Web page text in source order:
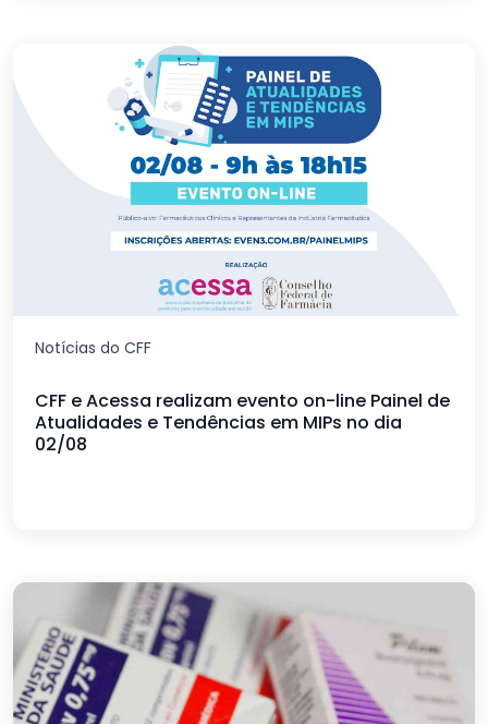
Notícias do CFF
CFF e Acessa realizam evento on-line Painel de
Atualidades e Tendências em MIPs no dia
02/08